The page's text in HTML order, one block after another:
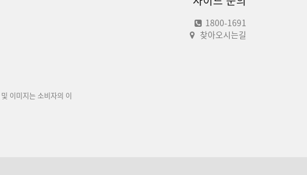
1800-1691
찾아오시는길
이미지는 소비자의 이